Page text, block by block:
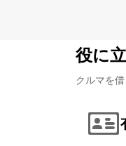
役に
クルマを